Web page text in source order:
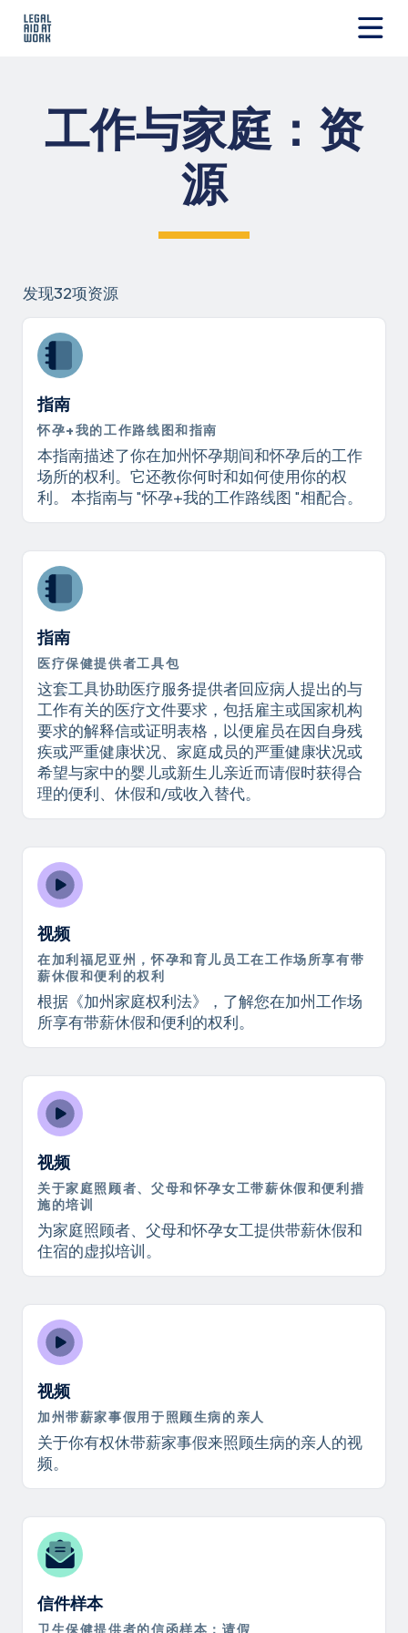
Work
工作与家庭：资
源
发现32项资源
指南
怀孕+我的工作路线图和指南
本指南描述了你在加州怀孕期间和怀孕后的工作
场所的权利。它还教你何时和如何使用你的权
利。 本指南与 "怀孕+我的工作路线图 "相配合。
指南
医疗保健提供者工具包
这套工具协助医疗服务提供者回应病人提出的与
工作有关的医疗文件要求，包括雇主或国家机构
要求的解释信或证明表格，以便雇员在因自身残
疾或严重健康状况、家庭成员的严重健康状况或
希望与家中的婴儿或新生儿亲近而请假时获得合
理的便利、休假和/或收入替代。
视频
在加利福尼亚州，怀孕和育儿员工在工作场所享有带
薪休假和便利的权利
根据《加州家庭权利法》，了解您在加州工作场
所享有带薪休假和便利的权利。
视频
关于家庭照顾者、父母和怀孕女工带薪休假和便利措
施的培训
为家庭照顾者、父母和怀孕女工提供带薪休假和
住宿的虚拟培训。
视频
加州带薪家事假用于照顾生病的亲人
关于你有权休带薪家事假来照顾生病的亲人的视
频。
信件样本
卫生保健提供者的信函样本：请假